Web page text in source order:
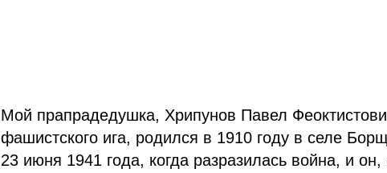
Мой прапрадедушка, Хрипунов Павел
фашистского ига, родился в 1910 году в селе
23 июня 1941 года, когда разразилась война, и